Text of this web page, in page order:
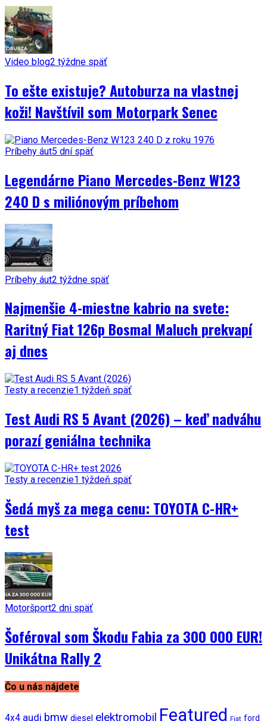
Video blog2 týždne späť
To ešte existuje? Autoburza na vlastnej
koži! Navštívil som Motorpark Senec
Príbehy áut5 dní späť
Legendárne Piano Mercedes-Benz W123
240 D s miliónovým príbehom
Príbehy áut2 týždne späť
Najmenšie 4-miestne kabrio na svete:
Raritný Fiat 126p Bosmal Maluch prekvapí
aj dnes
Testy a recenzie1 týždeň späť
Test Audi RS 5 Avant (2026) – keď nadváhu
porazí geniálna technika
Testy a recenzie1 týždeň späť
Šedá myš za mega cenu: TOYOTA C-HR+
test
Motoršport2 dni späť
Šoféroval som Škodu Fabia za 300 000 EUR!
Unikátna Rally 2
Čo u nás nájdete
4x4 audi bmw diesel elektromobil Featured Fiat ford